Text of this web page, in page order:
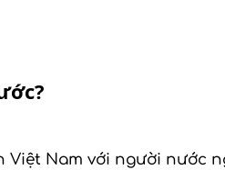
Nam với người nước